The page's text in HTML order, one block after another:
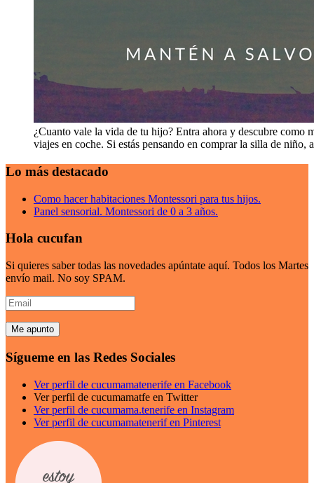
¿Cuanto vale la vida de tu hijo? Entra ahora y descubre como
viajes en coche. Si estás pensando en comprar la silla de niño,
Lo más destacado
Como hacer habitaciones Montessori para tus hijos.
Panel sensorial. Montessori de 0 a 3 años.
Hola cucufan
Si quieres saber todas las novedades apúntate aquí. Todos los Martes
envío mail. No soy SPAM.
Email
Sígueme en las Redes Sociales
Ver perfil de cucumamatenerife en Facebook
Ver perfil de cucumamatfe en Twitter
Ver perfil de cucumama.tenerife en Instagram
Ver perfil de cucumamatenerif en Pinterest